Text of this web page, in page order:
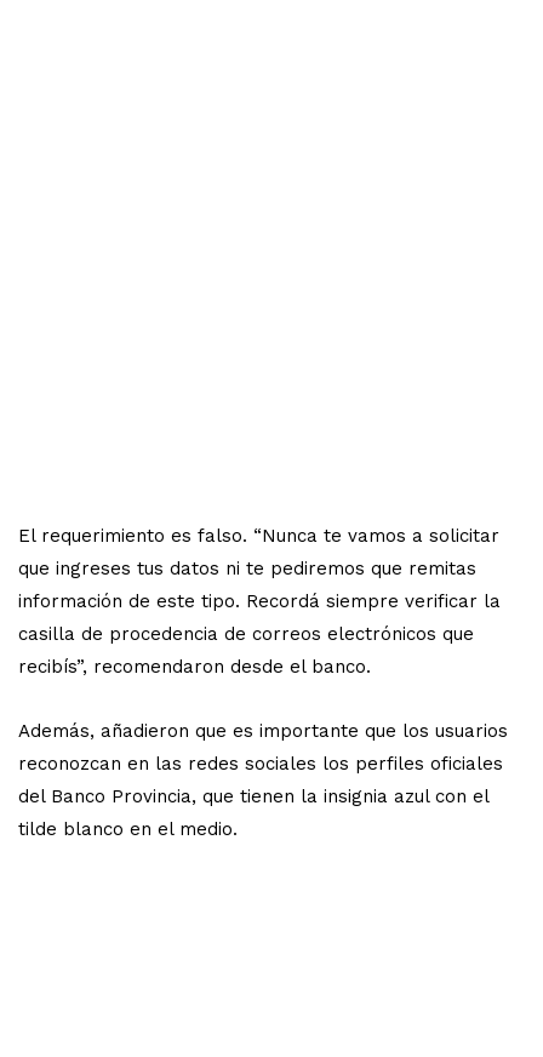
El requerimiento es falso. “Nunca te vamos a solicitar
que ingreses tus datos ni te pediremos que remitas
información de este tipo. Recordá siempre verificar la
casilla de procedencia de correos electrónicos que
recibís”, recomendaron desde el banco.
Además, añadieron que es importante que los usuarios
reconozcan en las redes sociales los perfiles oficiales
del Banco Provincia, que tienen la insignia azul con el
tilde blanco en el medio.